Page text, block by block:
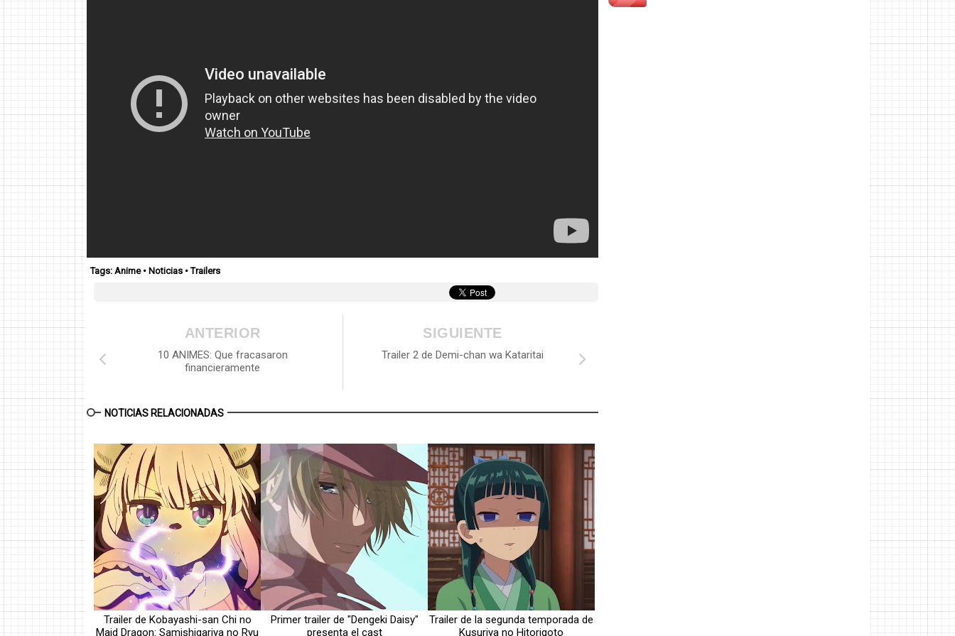
Tags: Anime• Noticias •Trailers
SIGUIENTE
Trailer 2 de Demi-chan wa Kataritai
ANTERIOR
10 ANIMES: Que fracasaron
financieramente
NOTICIAS RELACIONADAS
Trailer de Kobayashi-san Chi no
Maid Dragon: Samishigariya no Ryu
Primer trailer de "Dengeki Daisy"
presenta el cast
Trailer de la segunda temporada de
Kusuriya no Hitorigoto